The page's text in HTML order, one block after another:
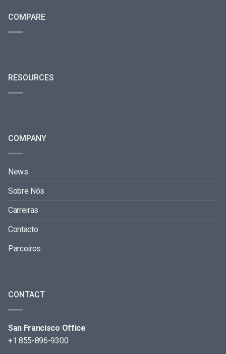
COMPARE
RESOURCES
COMPANY
News
Sobre Nós
Carreiras
Contacto
Parceiros
CONTACT
San Francisco Office
+1 855-896-9300